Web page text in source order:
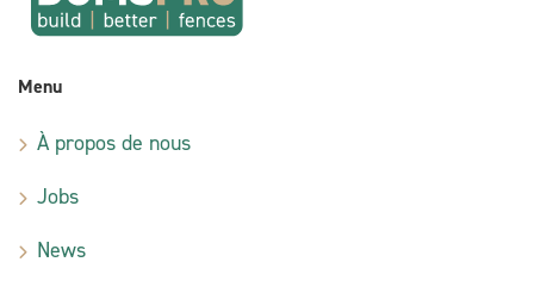
Menu
À propos de nous
Jobs
News